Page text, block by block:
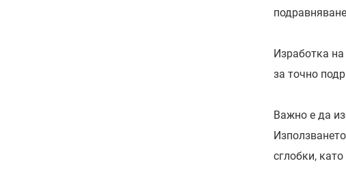
Изработка
за точно
Важно е да
сглобки,